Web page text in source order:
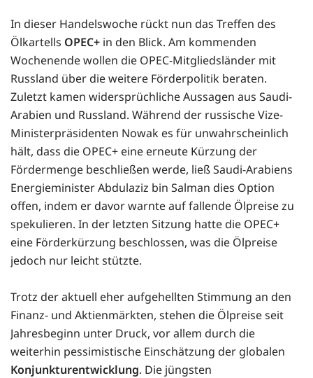
In dieser Handelswoche rückt nun das Treffen des
Ölkartells OPEC+ in den Blick. Am kommenden
Wochenende wollen die OPEC-Mitgliedsländer mit
Russland über die weitere Förderpolitik beraten.
Zuletzt kamen widersprüchliche Aussagen aus Saudi-
Arabien und Russland. Während der russische Vize-
Ministerpräsidenten Nowak es für unwahrscheinlich
hält, dass die OPEC+ eine erneute Kürzung der
Fördermenge beschließen werde, ließ Saudi-Arabiens
Energieminister Abdulaziz bin Salman dies Option
offen, indem er davor warnte auf fallende Ölpreise zu
spekulieren. In der letzten Sitzung hatte die OPEC+
eine Förderkürzung beschlossen, was die Ölpreise
jedoch nur leicht stützte.
Trotz der aktuell eher aufgehellten Stimmung an den
Finanz- und Aktienmärkten, stehen die Ölpreise seit
Jahresbeginn unter Druck, vor allem durch die
weiterhin pessimistische Einschätzung der globalen
Konjunkturentwicklung. Die jüngsten